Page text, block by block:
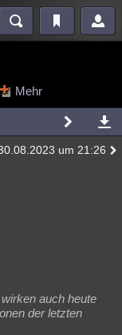
Kriminalfälle
Filme
Mehr
um 21:26
auch heute
der letzten